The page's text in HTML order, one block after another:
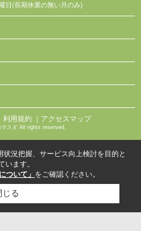
日(長期休業の無い月のみ)
利用規約 ｜アクセスマップ
スダ All rights reserved.
況把握、サービス向上検討を目的と
います。
ついて」 をご確認ください。
じる